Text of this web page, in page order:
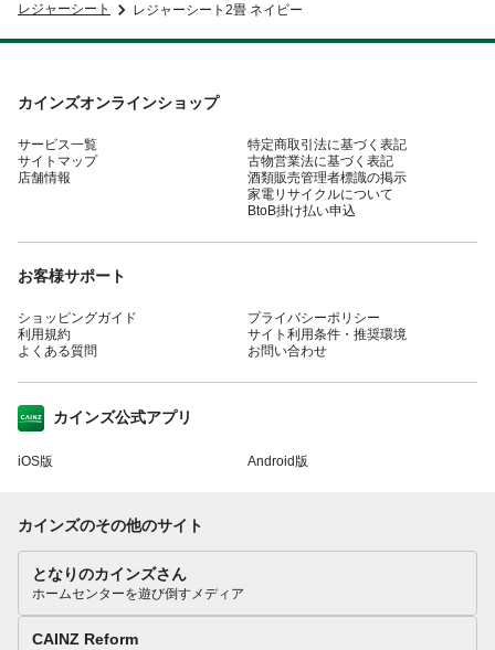
レジャーシート
レジャーシート2畳 ネイビー
カインズオンラインショップ
サービス一覧
サイトマップ
店舗情報
特定商取引法に基づく表記
古物営業法に基づく表記
酒類販売管理者標識の掲示
家電リサイクルについて
BtoB掛け払い申込
お客様サポート
ショッピングガイド
利用規約
よくある質問
プライバシーポリシー
サイト利用条件・推奨環境
お問い合わせ
カインズ公式アプリ
iOS版 Android版
カインズのその他のサイト
となりのカインズさん
ホームセンターを遊び倒すメディア
CAINZ Reform